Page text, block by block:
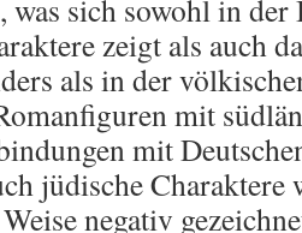
was sich sowohl in der
zeigt als auch
als in der
mit
mit
jüdische Charaktere
negativ